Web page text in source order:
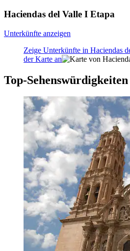
Haciendas del Valle I Etapa
Unterkünfte anzeigen
Zeige Unterkünfte in Haciendas
der Karte an
Top-